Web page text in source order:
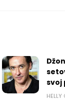
svoj
HELLY